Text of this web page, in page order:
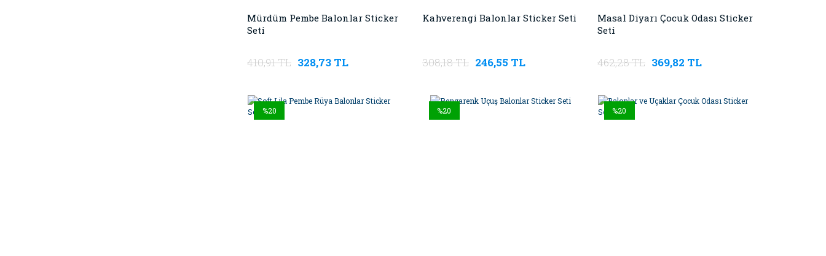
Mürdüm Pembe Balonlar Sticker
Seti
410,91 TL 328,73 TL
Kahverengi Balonlar Sticker Seti
308,18 TL 246,55 TL
Masal Diyarı Çocuk Odası Sticker
Seti
462,28 TL 369,82 TL
%20 %20 %20